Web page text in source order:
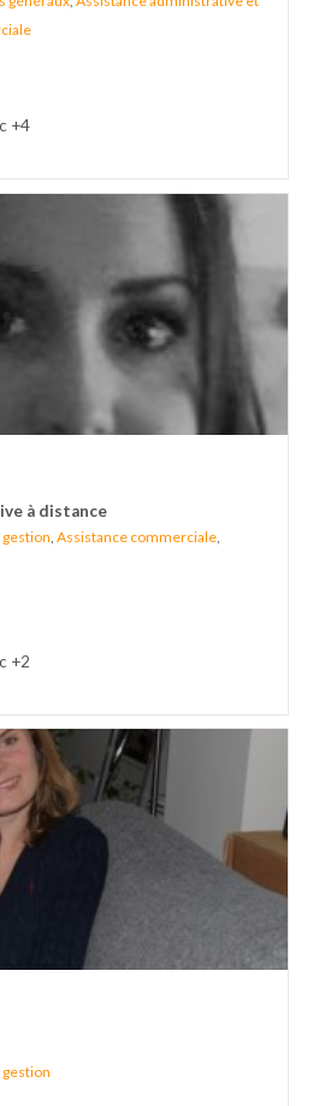
+4
à distance
Assistance commerciale
+2